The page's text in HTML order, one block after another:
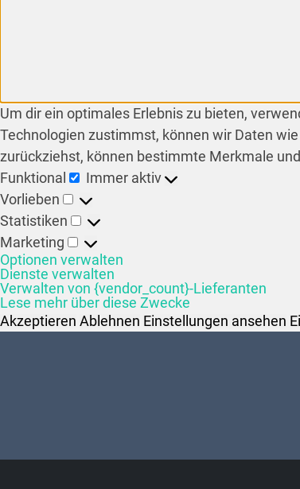
Um dir ein optimales Erlebnis zu bieten,
Technologien zustimmst, können wir Daten
zurückziehst, können bestimmte Merkmale
Funktional
Immer aktiv
Vorlieben
Statistiken
Marketing
Optionen verwalten
Dienste verwalten
Verwalten von {vendor_count}-Lieferanten
Lese mehr über diese Zwecke
Akzeptieren Ablehnen Einstellungen ansehen